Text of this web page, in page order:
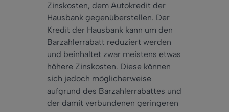
Zinskosten, dem Autokredit der
Hausbank gegenüberstellen. Der
Kredit der Hausbank kann um den
Barzahlerrabatt reduziert werden
und beinhaltet zwar meistens etwas
höhere Zinskosten. Diese können
sich jedoch möglicherweise
aufgrund des Barzahlerrabattes und
der damit verbundenen geringeren